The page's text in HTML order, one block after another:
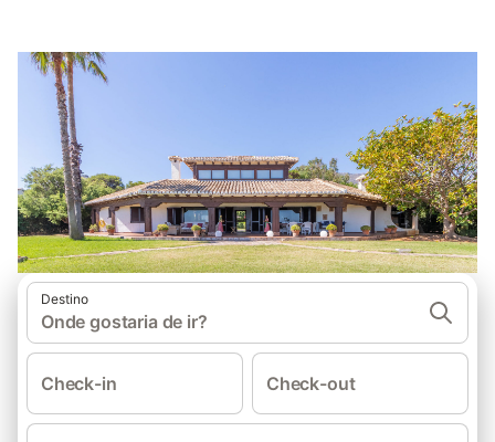
Destino
Onde gostaria de ir?
Check-in Check-out